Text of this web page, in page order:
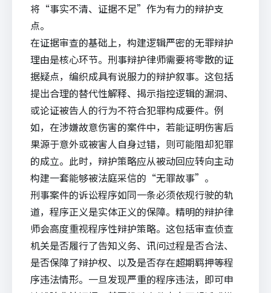
将“事实不清、证据不足”作为有力的辩护支
点。
在证据审查的基础上，构建逻辑严密的无罪辩护
理由是核心环节。刑事辩护律师需要将零散的证
据疑点，编织成具有说服力的辩护叙事。这包括
提出合理的替代性解释、揭示指控逻辑的漏洞、
或论证被告人的行为不符合犯罪构成要件。例
如，在涉嫌故意伤害的案件中，若能证明伤害后
果源于意外或被害人自身过错，则可能阻却犯罪
的成立。此时，辩护策略应从被动回应转向主动
构建一套能够被法庭采信的“无罪故事”。
刑事案件的诉讼程序如同一条必须依规行驶的轨
道，程序正义是实体正义的保障。精明的辩护律
师会高度重视程序性辩护策略。这包括审查侦查
机关是否履行了告知义务、讯问过程是否合法、
是否保障了辩护权、以及是否存在超期羁押等程
序违法情形。一旦发现严重的程序违法，即可申